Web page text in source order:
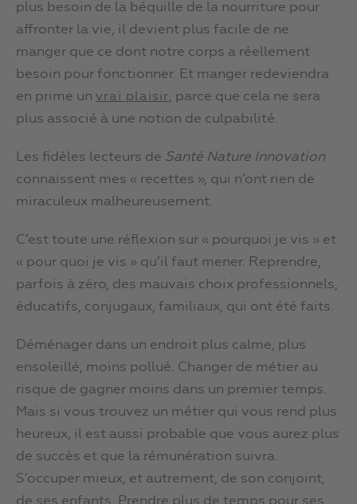
plus besoin de la béquille de la nourriture pour
affronter la vie, il devient plus facile de ne
manger que ce dont notre corps a réellement
besoin pour fonctionner. Et manger redeviendra
en prime un vrai plaisir, parce que cela ne sera
plus associé à une notion de culpabilité.
Les fidèles lecteurs de Santé Nature Innovation
connaissent mes « recettes », qui n’ont rien de
miraculeux malheureusement.
C’est toute une réflexion sur « pourquoi je vis » et
« pour quoi je vis » qu’il faut mener. Reprendre,
parfois à zéro, des mauvais choix professionnels,
éducatifs, conjugaux, familiaux, qui ont été faits.
Déménager dans un endroit plus calme, plus
ensoleillé, moins pollué. Changer de métier au
risque de gagner moins dans un premier temps.
Mais si vous trouvez un métier qui vous rend plus
heureux, il est aussi probable que vous aurez plus
de succès et que la rémunération suivra.
S’occuper mieux, et autrement, de son conjoint,